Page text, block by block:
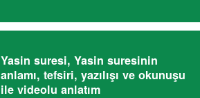
Yasin suresi, Yasin suresinin
anlamı, tefsiri, yazılışı ve okunuşu
ile videolu anlatım